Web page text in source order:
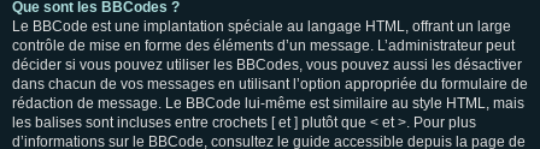
Que sont les BBCodes ?
Le BBCode est une implantation spéciale au langage HTML, offrant un large
contrôle de mise en forme des éléments d’un message. L’administrateur peut
décider si vous pouvez utiliser les BBCodes, vous pouvez aussi les désactiver
dans chacun de vos messages en utilisant l’option appropriée du formulaire de
rédaction de message. Le BBCode lui-même est similaire au style HTML, mais
les balises sont incluses entre crochets [ et ] plutôt que < et >. Pour plus
d’informations sur le BBCode, consultez le guide accessible depuis la page de